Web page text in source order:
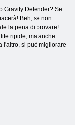
Gravity Defender? Se
Beh, se non
la pena di provare!
ripide, ma anche
l'altro, si può migliorare